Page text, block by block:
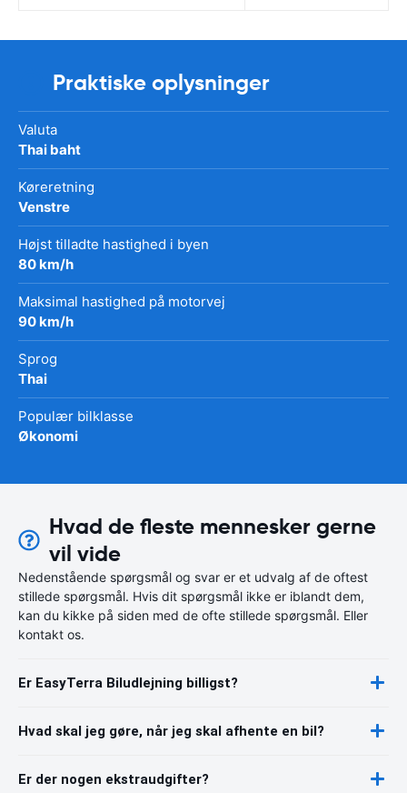
Praktiske oplysninger
Valuta
Thai baht
Køreretning
Venstre
Højst tilladte hastighed i byen
80 km/h
Maksimal hastighed på motorvej
90 km/h
Sprog
Thai
Populær bilklasse
Økonomi
Hvad de fleste mennesker gerne
vil vide
Nedenstående spørgsmål og svar er et udvalg af de oftest
stillede spørgsmål. Hvis dit spørgsmål ikke er iblandt dem,
kan du kikke på siden med de ofte stillede spørgsmål. Eller
kontakt os.
Er EasyTerra Biludlejning billigst?
Hvad skal jeg gøre, når jeg skal afhente en bil?
Er der nogen ekstraudgifter?